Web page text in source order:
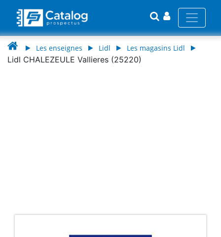
Les enseignes Lidl Les magasins Lidl
Lidl CHALEZEULE Vallieres (25220)